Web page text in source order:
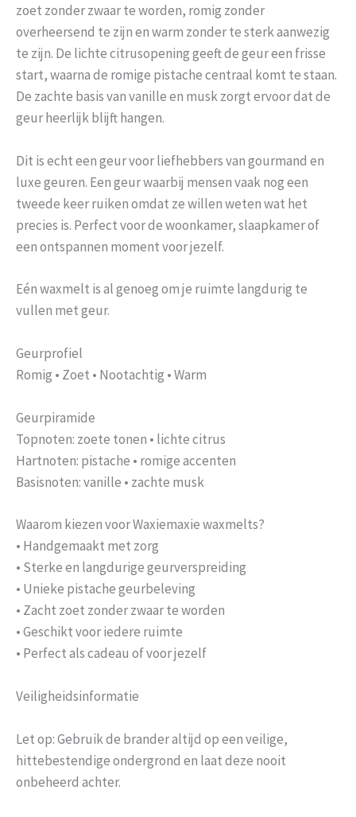
zoet zonder zwaar te worden, romig zonder
overheersend te zijn en warm zonder te sterk aanwezig
te zijn. De lichte citrusopening geeft de geur een frisse
start, waarna de romige pistache centraal komt te staan.
De zachte basis van vanille en musk zorgt ervoor dat de
geur heerlijk blijft hangen.
Dit is echt een geur voor liefhebbers van gourmand en
luxe geuren. Een geur waarbij mensen vaak nog een
tweede keer ruiken omdat ze willen weten wat het
precies is. Perfect voor de woonkamer, slaapkamer of
een ontspannen moment voor jezelf.
Eén waxmelt is al genoeg om je ruimte langdurig te
vullen met geur.
Geurprofiel
Romig • Zoet • Nootachtig • Warm
Geurpiramide
Topnoten: zoete tonen • lichte citrus
Hartnoten: pistache • romige accenten
Basisnoten: vanille • zachte musk
Waarom kiezen voor Waxiemaxie waxmelts?
• Handgemaakt met zorg
• Sterke en langdurige geurverspreiding
• Unieke pistache geurbeleving
• Zacht zoet zonder zwaar te worden
• Geschikt voor iedere ruimte
• Perfect als cadeau of voor jezelf
Veiligheidsinformatie
Let op: Gebruik de brander altijd op een veilige,
hittebestendige ondergrond en laat deze nooit
onbeheerd achter.